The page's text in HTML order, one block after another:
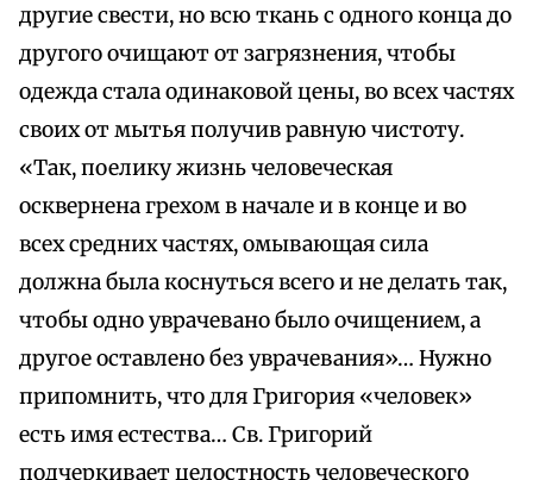
другие свести, но всю ткань с одного конца до
другого очищают от загрязнения, чтобы
одежда стала одинаковой цены, во всех частях
своих от мытья получив равную чистоту.
«Так, поелику жизнь человеческая
осквернена грехом в начале и в конце и во
всех средних частях, омывающая сила
должна была коснуться всего и не делать так,
чтобы одно уврачевано было очищением, а
другое оставлено без уврачевания»… Нужно
припомнить, что для Григория «человек»
есть имя естества… Св. Григорий
подчеркивает целостность человеческого